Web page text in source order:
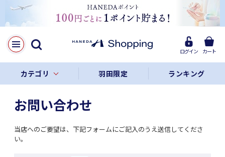
ログイン カート
カテゴリ 羽田限定 ランキング
お問い合わせ
当店へのご要望は、下記フォームにご記入のうえ送信してくださ
い。